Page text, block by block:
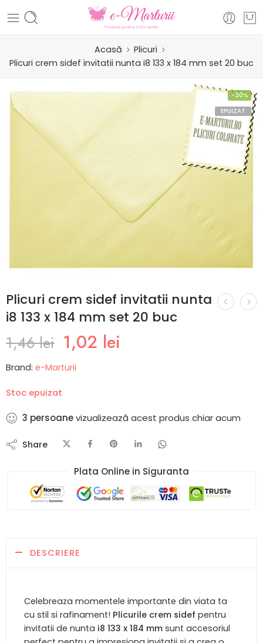
Acasă
Plicuri
Plicuri crem sidef invitatii nunta i8 133 x 184 mm set 20 buc
-30%
EPUIZAT
Plicuri crem sidef invitatii nunta
i8 133 x 184 mm set 20 buc
1,46lei 1,02 lei
Brand: e-Marturii
Stoc epuizat
3 persoanevizualizează acest produs chiar acum
Share
Plata Online in Siguranta​
DESCRIERE
Celebreaza momentele importante din viata ta
cu stil si rafinament! Plicurile crem sidef pentru
invitatii de nunta i8 133 x 184 mm sunt accesoriul